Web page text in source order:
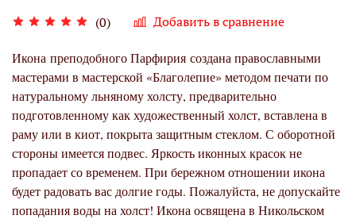
(0) Добавить в сравнение
Икона преподобного Парфирия создана православными
мастерами в мастерской «Благолепие» методом печати по
натуральному льняному холсту, предварительно
подготовленному как художественный холст, вставлена в
раму или в киот, покрыта защитным стеклом. С оборотной
стороны имеется подвес. Яркость иконных красок не
пропадает со временем. При бережном отношении икона
будет радовать вас долгие годы. Пожалуйста, не допускайте
попадания воды на холст! Икона освящена в Никольском